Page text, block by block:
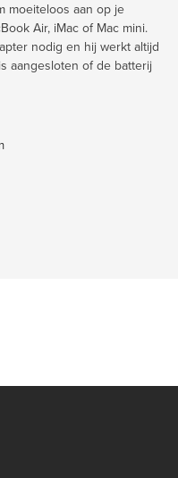
moeiteloos aan op je
Air, iMac of Mac mini.
nodig en hij werkt altijd
aangesloten of de batterij